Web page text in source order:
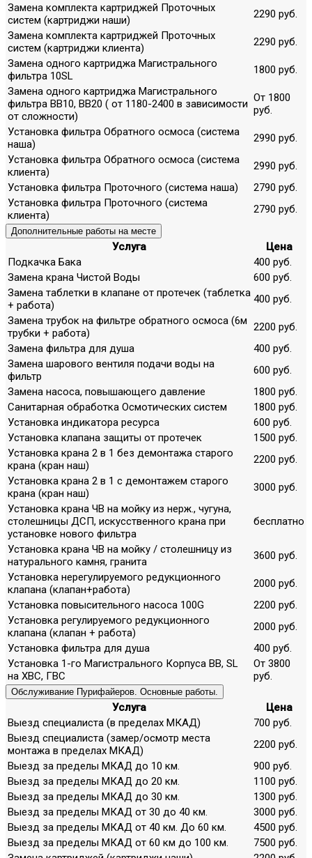
Замена комплекта картриджей Проточных
систем (картриджи наши)
2290 руб.
Замена комплекта картриджей Проточных
систем (картриджи клиента)
2290 руб.
Замена одного картриджа Магистрального
фильтра 10SL
1800 руб.
Замена одного картриджа Магистрального
фильтра ВВ10, ВВ20 ( от 1180-2400 в зависимости
от сложности)
От 1800
руб.
Установка фильтра Обратного осмоса (система
наша)
2990 руб.
Установка фильтра Обратного осмоса (система
клиента)
2990 руб.
Установка фильтра Проточного (система наша)
2790 руб.
Установка фильтра Проточного (система
клиента)
2790 руб.
Дополнительные работы на месте
Услуга
Цена
Подкачка Бака
400 руб.
Замена крана Чистой Воды
600 руб.
Замена таблетки в клапане от протечек (таблетка
+ работа)
400 руб.
Замена трубок на фильтре обратного осмоса (6м
трубки + работа)
2200 руб.
Замена фильтра для душа
400 руб.
Замена шарового вентиля подачи воды на
фильтр
600 руб.
Замена насоса, повышающего давление
1800 руб.
Санитарная обработка Осмотических систем
1800 руб.
Установка индикатора ресурса
600 руб.
Установка клапана защиты от протечек
1500 руб.
Установка крана 2 в 1 без демонтажа старого
крана (кран наш)
2200 руб.
Установка крана 2 в 1 с демонтажем старого
крана (кран наш)
3000 руб.
Установка крана ЧВ на мойку из нерж., чугуна,
столешницы ДСП, искусственного крана при
установке нового фильтра
бесплатно
Установка крана ЧВ на мойку / столешницу из
натурального камня, гранита
3600 руб.
Установка нерегулируемого редукционного
клапана (клапан+работа)
2000 руб.
Установка повысительного насоса 100G
2200 руб.
Установка регулируемого редукционного
клапана (клапан + работа)
2000 руб.
Установка фильтра для душа
400 руб.
Установка 1-го Магистрального Корпуса ВВ, SL
на ХВС, ГВС
От 3800
руб.
Обслуживание Пурифайеров. Основные работы.
Услуга
Цена
Выезд специалиста (в пределах МКАД)
700 руб.
Выезд специалиста (замер/осмотр места
монтажа в пределах МКАД)
2200 руб.
Выезд за пределы МКАД до 10 км.
900 руб.
Выезд за пределы МКАД до 20 км.
1100 руб.
Выезд за пределы МКАД до 30 км.
1300 руб.
Выезд за пределы МКАД от 30 до 40 км.
3000 руб.
Выезд за пределы МКАД от 40 км. До 60 км.
4500 руб.
Выезд за пределы МКАД от 60 км до 100 км.
7500 руб.